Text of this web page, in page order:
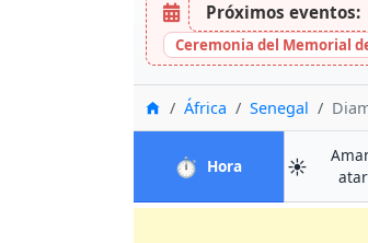
Próximos eventos:
Ceremonia del Memorial
InicioÁfrica Senegal
⏱️ Horaen Diamniadio
☀️